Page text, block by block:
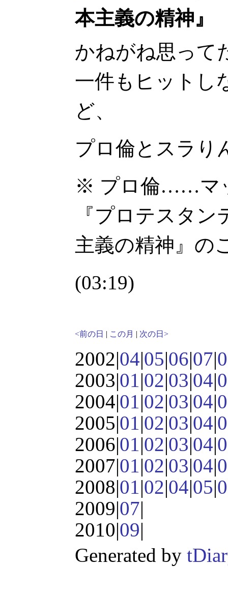
本主義の精神』
かねがね思って
一件もヒットし
ど、
プロ倫とスラり
※ プロ倫……マ
『プロテスタ
主義の精神』の
(03:19)
<前の日 | この月 | 次の日>
2002|04|05|06|07|
2003|01|02|03|04|
2004|01|02|03|04|
2005|01|02|03|04|
2006|01|02|03|04|
2007|01|02|03|04|
2008|01|02|04|05|
2009|07|
2010|09|
Generated by